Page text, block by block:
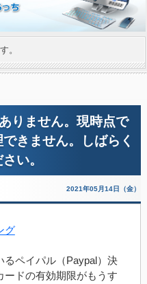
。
りません。現時点で
きません。しばらく
い。
2021年05月14日（金）
グ
るペイパル（Paypal）決
ドの有効期限がもうす